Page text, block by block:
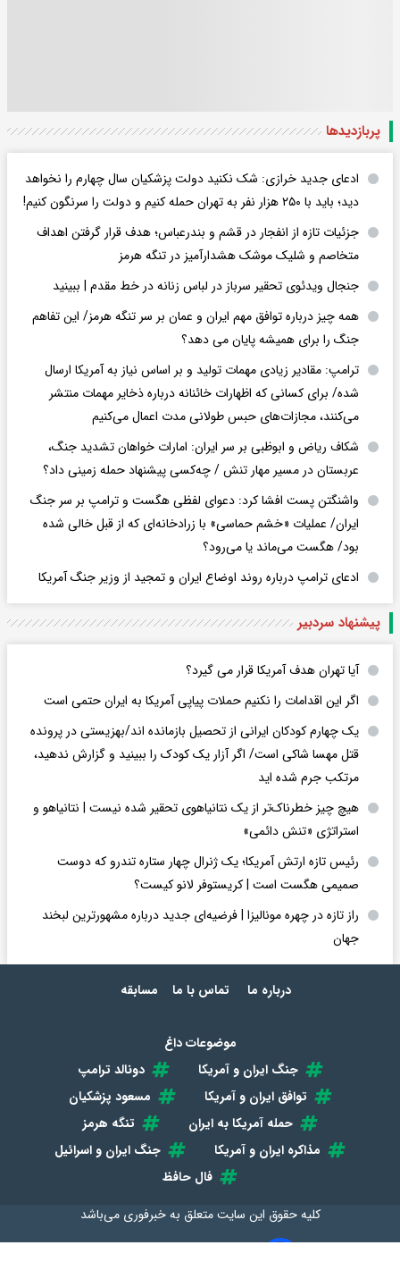
پربازدید‌ها
ادعای جدید خرازی: شک نکنید دولت پزشکیان سال چهارم را نخواهد
دید؛ باید با ۲۵۰ هزار نفر به تهران حمله کنیم و دولت را سرنگون کنیم!
جزئیات تازه از انفجار در قشم و بندرعباس؛ هدف قرار گرفتن اهداف
متخاصم و شلیک موشک هشدارآمیز در تنگه هرمز
جنجال ویدئوی تحقیر سرباز در لباس زنانه در خط مقدم | ببینید
همه چیز درباره توافق مهم ایران و عمان بر سر تنگه هرمز/ این تفاهم
جنگ را برای همیشه پایان می دهد؟
ترامپ: مقادیر زیادی مهمات تولید و بر اساس نیاز به آمریکا ارسال
شده/ برای کسانی که اظهارات خائنانه درباره ذخایر مهمات منتشر
می‌کنند، مجازات‌های حبس طولانی مدت اعمال می‌کنیم
شکاف ریاض و ابوظبی بر سر ایران: امارات خواهان تشدید جنگ،
عربستان در مسیر مهار تنش / چه‌کسی پیشنهاد حمله زمینی داد؟
واشنگتن پست افشا کرد: دعوای لفظی هگست و ترامپ بر سر جنگ
ایران/ عملیات «خشم حماسی» با زرادخانه‌ای که از قبل خالی شده
بود/ هگست می‌ماند یا می‌رود؟
ادعای ترامپ درباره روند اوضاع ایران و تمجید از وزیر جنگ آمریکا
پیشنهاد سردبیر
آیا تهران هدف آمریکا قرار می گیرد؟
اگر این اقدامات را نکنیم حملات پیاپی آمریکا به ایران حتمی است
یک چهارم کودکان ایرانی از تحصیل بازمانده اند/بهزیستی در پرونده
قتل مهسا شاکی است/ اگر آزار یک کودک را ببینید و گزارش ندهید،
مرتکب جرم شده اید
هیچ چیز خطرناک‌تر از یک نتانیاهوی تحقیر شده نیست | نتانیاهو و
استراتژی «تنش دائمی»
رئیس تازه ارتش آمریکا؛ یک ژنرال چهار ستاره تندرو که دوست
صمیمی هگست است | کریستوفر لانو کیست؟
راز تازه در چهره مونالیزا | فرضیه‌ای جدید درباره مشهورترین لبخند
جهان
درباره ما تماس با ما مسابقه
موضوعات داغ
جنگ ایران و آمریکا
دونالد ترامپ
توافق ایران و آمریکا
مسعود پزشکیان
حمله آمریکا به ایران
تنگه هرمز
مذاکره ایران و آمریکا
جنگ ایران و اسرائیل
فال حافظ
کلیه حقوق این سایت متعلق بهخبرفوری می‌باشد